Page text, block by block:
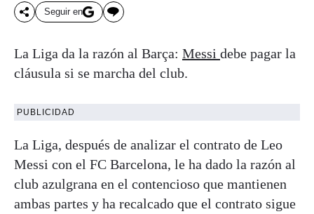
Seguir en
La Liga da la razón al Barça: Messi debe pagar la
cláusula si se marcha del club.
PUBLICIDAD
La Liga, después de analizar el contrato de Leo
Messi con el FC Barcelona, le ha dado la razón al
club azulgrana en el contencioso que mantienen
ambas partes y ha recalcado que el contrato sigue